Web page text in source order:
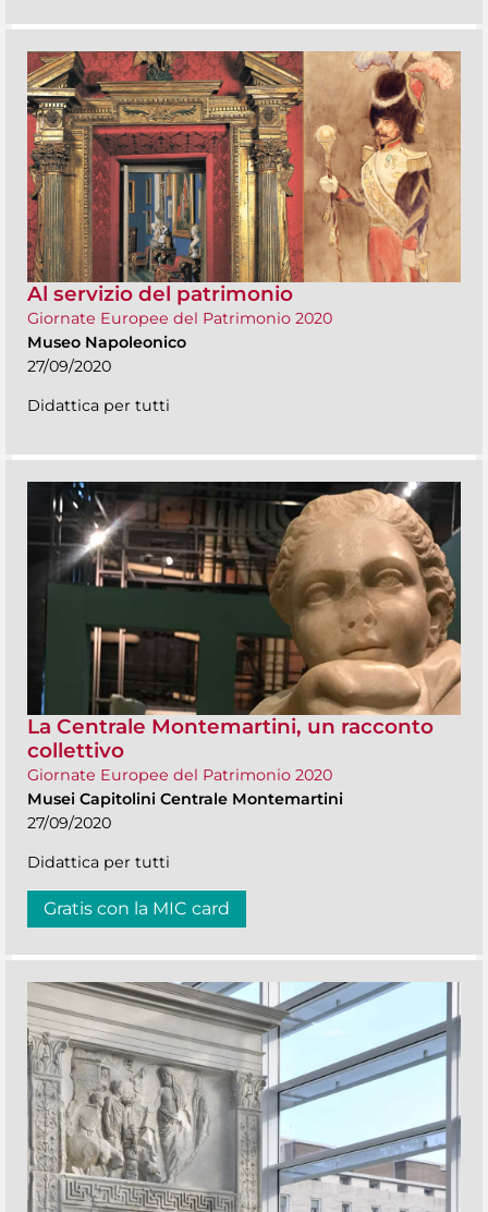
Al servizio del patrimonio
Giornate Europee del Patrimonio 2020
Museo Napoleonico
27/09/2020
Didattica per tutti
La Centrale Montemartini, un racconto
collettivo
Giornate Europee del Patrimonio 2020
Musei Capitolini Centrale Montemartini
27/09/2020
Didattica per tutti
Gratis con la MIC card